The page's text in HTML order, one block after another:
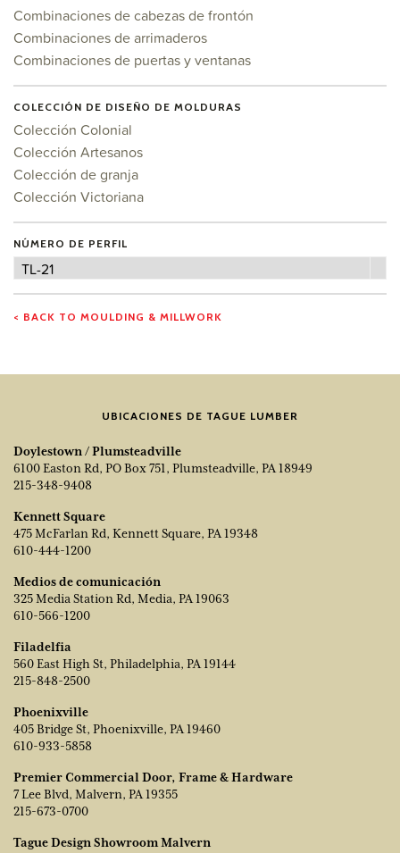
Combinaciones de cabezas de frontón
Combinaciones de arrimaderos
Combinaciones de puertas y ventanas
COLECCIÓN DE DISEÑO DE MOLDURAS
Colección Colonial
Colección Artesanos
Colección de granja
Colección Victoriana
NÚMERO DE PERFIL
Número
perfil
TL-21
< BACK TO MOULDING & MILLWORK
UBICACIONES DE TAGUE LUMBER
Doylestown / Plumsteadville
6100 Easton Rd, PO Box 751, Plumsteadville, PA 18949
215-348-9408
Kennett Square
475 McFarlan Rd, Kennett Square, PA 19348
610-444-1200
Medios de comunicación
325 Media Station Rd, Media, PA 19063
610-566-1200
Filadelfia
560 East High St, Philadelphia, PA 19144
215-848-2500
Phoenixville
405 Bridge St, Phoenixville, PA 19460
610-933-5858
Premier Commercial Door, Frame & Hardware
7 Lee Blvd, Malvern, PA 19355
215-673-0700
Tague Design Showroom Malvern